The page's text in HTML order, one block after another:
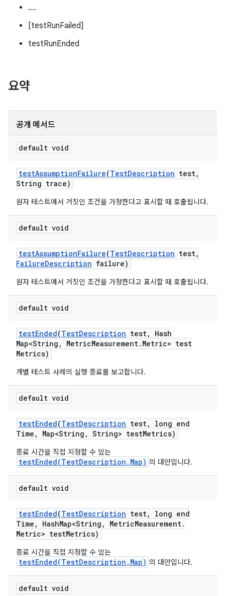
....
[testRunFailed]
testRunEnded
요약
공개 메서드
default void
testAssumptionFailure(TestDescription test,
String trace)
원자 테스트에서 거짓인 조건을 가정한다고 표시할 때 호출됩니다.
default void
testAssumptionFailure(TestDescription test,
FailureDescription failure)
원자 테스트에서 거짓인 조건을 가정한다고 표시할 때 호출됩니다.
default void
testEnded(TestDescription test,
Hash
Map<String , MetricMeasurement. Metric> test
Metrics)
개별 테스트 사례의 실행 종료를 보고합니다.
default void
testEnded(TestDescription test,
long end
Time , Map<String , String> testMetrics)
종료 시간을 직접 지정할 수 있는
testEnded(TestDescription,Map) 의 대안입니다.
default void
testEnded(TestDescription test,
long end
Time , HashMap<String , MetricMeasurement.
Metric> testMetrics)
종료 시간을 직접 지정할 수 있는
testEnded(TestDescription,Map) 의 대안입니다.
default void